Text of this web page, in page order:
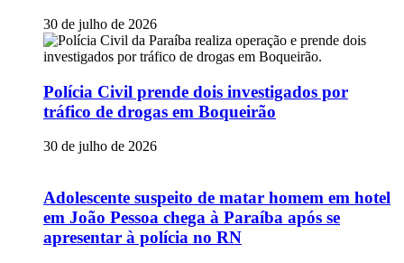
30 de julho de 2026
Polícia Civil prende dois investigados por
tráfico de drogas em Boqueirão
30 de julho de 2026
Adolescente suspeito de matar homem em hotel
em João Pessoa chega à Paraíba após se
apresentar à polícia no RN